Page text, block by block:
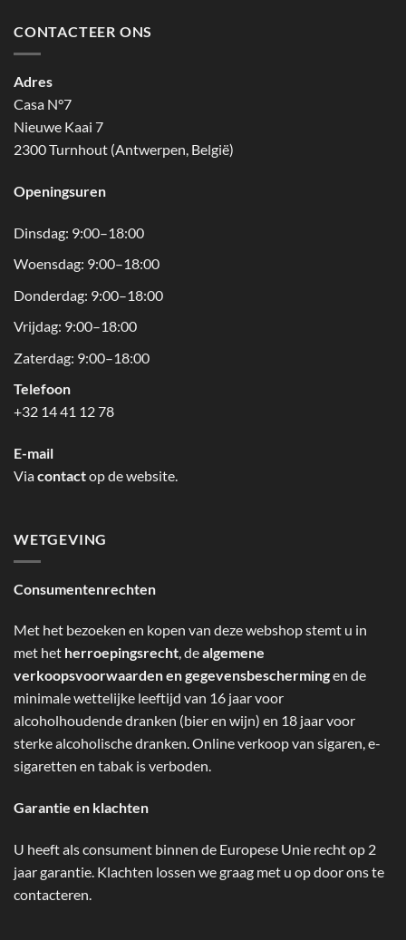
CONTACTEER ONS
Adres
Casa N°7
Nieuwe Kaai 7
2300 Turnhout (Antwerpen, België)
Openingsuren
Dinsdag: 9:00–18:00
Woensdag: 9:00–18:00
Donderdag: 9:00–18:00
Vrijdag: 9:00–18:00
Zaterdag: 9:00–18:00
Telefoon
+32 14 41 12 78
E-mail
Viacontactop de website.
WETGEVING
Consumentenrechten
Met het bezoeken en kopen van deze webshop stemt u in
met het herroepingsrecht, dealgemene
verkoopsvoorwaarden en gegevensbeschermingen de
minimale wettelijke leeftijd van 16 jaar voor
alcoholhoudende dranken (bier en wijn) en 18 jaar voor
sterke alcoholische dranken. Online verkoop van sigaren, e-
sigaretten en tabak is verboden.
Garantie en klachten
U heeft als consument binnen de Europese Unie recht op 2
jaar garantie. Klachten lossen we graag met u op door ons te
contacteren.